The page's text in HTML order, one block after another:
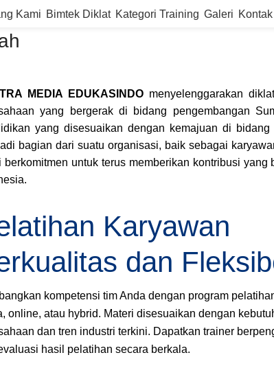
Kami Bimtek Diklat Kategori Training Galeri Kontak
MEDIA EDUKASINDO menyelenggarakan
yang bergerak di bidang pengembangan
yang disesuaikan dengan kemajuan di
bagian dari suatu organisasi, baik sebagai
berkomitmen untuk terus memberikan kontribusi
Karyawan
dan
kompetensi tim Anda dengan program
online, atau hybrid. Materi disesuaikan dengan
dan tren industri terkini. Dapatkan trainer
hasil pelatihan secara berkala.